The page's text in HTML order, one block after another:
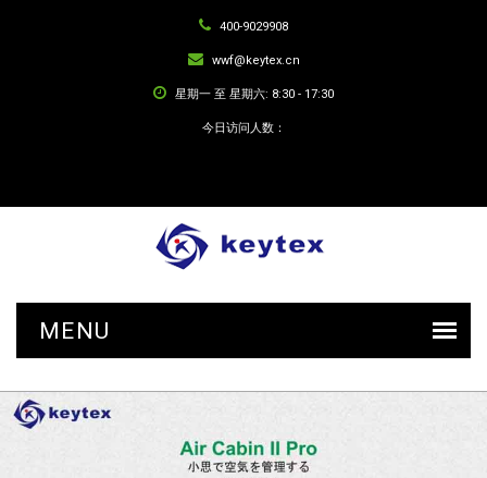
400-9029908
wwf@keytex.cn
星期一 至 星期六: 8:30 - 17:30
今日访问人数：